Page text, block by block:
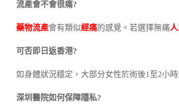
流產會不會很痛?
藥物流產會有類似經痛的感覺。若選擇無痛
可否即日返香港?
如身體狀況穩定，大部分女性於術後1至2小
深圳醫院如何保障隱私?